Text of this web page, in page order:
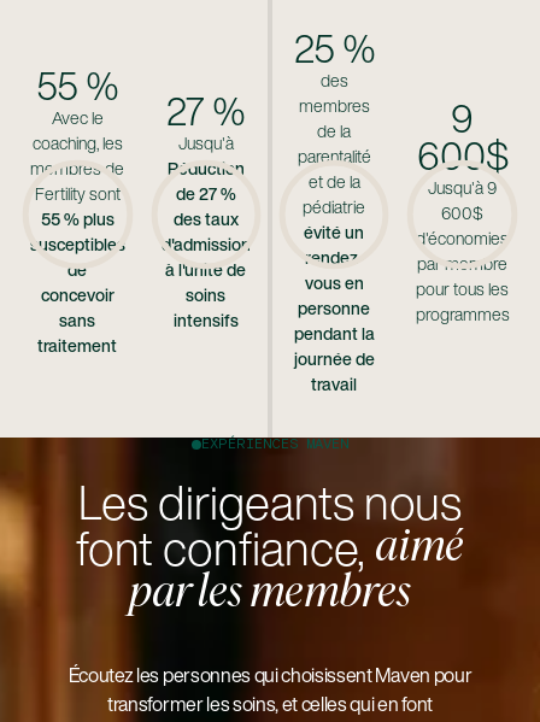
55 %
Avec le
coaching, les
membres de
Fertility sont
55 % plus
susceptibles
de
concevoir
sans
traitement
27 %
Jusqu'à
Réduction
de 27 %
des taux
d'admission
à l'unité de
soins
intensifs
25 %
des
membres
de la
parentalité
et de la
pédiatrie
évité un
rendez-
vous en
personne
pendant la
journée de
travail
9
600$
Jusqu'à 9
600$
d'économies
par membre
pour tous les
programmes
EXPÉRIENCES MAVEN
Les dirigeants nous
font confiance, aimé
par les membres
Écoutez les personnes qui choisissent Maven pour
transformer les soins, et celles qui en font